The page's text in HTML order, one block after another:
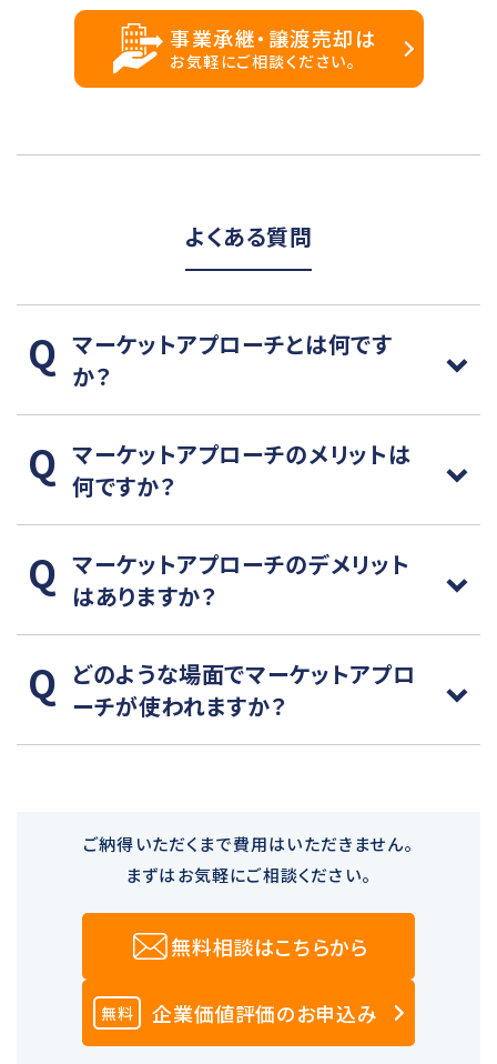
事業承継・譲渡売却は
お気軽にご相談ください。
よくある質問
マーケットアプローチとは何です
か？
マーケットアプローチのメリットは
何ですか？
マーケットアプローチのデメリット
はありますか？
どのような場面でマーケットアプロ
ーチが使われますか？
ご納得いただくまで費用はいただきません。
まずはお気軽にご相談ください。
無料相談はこちらから
無料 企業価値評価のお申込み